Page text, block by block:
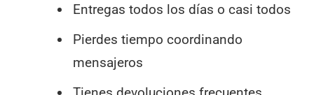
Entregas todos los días o casi todos
Pierdes tiempo coordinando
mensajeros